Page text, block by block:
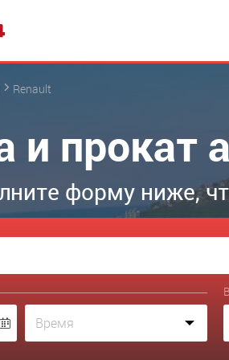
Renault
и прокат
форму ниже,